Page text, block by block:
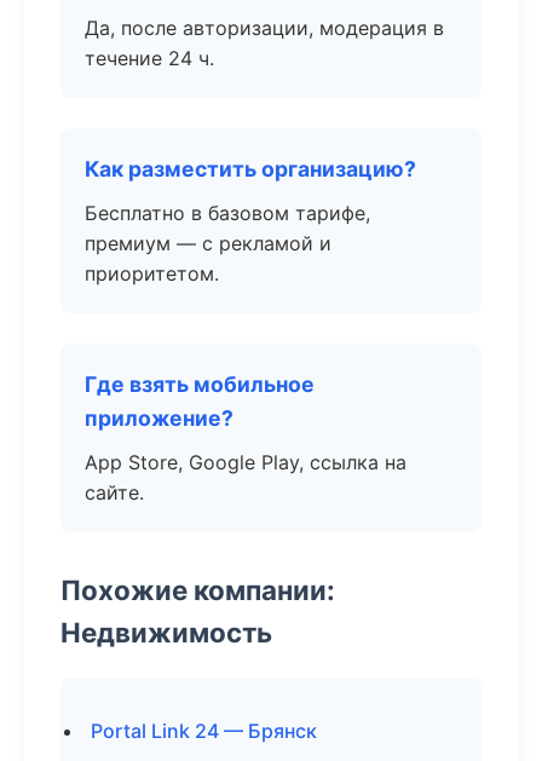
Да, после авторизации, модерация в
течение 24 ч.
Как разместить организацию?
Бесплатно в базовом тарифе,
премиум — с рекламой и
приоритетом.
Где взять мобильное
приложение?
App Store, Google Play, ссылка на
сайте.
Похожие компании:
Недвижимость
Portal Link 24 — Брянск